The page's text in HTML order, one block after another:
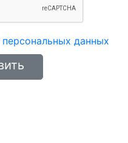
персональных данных